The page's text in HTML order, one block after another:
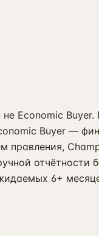
Economic Buyer.
Buyer —
правления,
отчётности
6+